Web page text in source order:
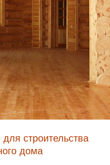
строительства
дома